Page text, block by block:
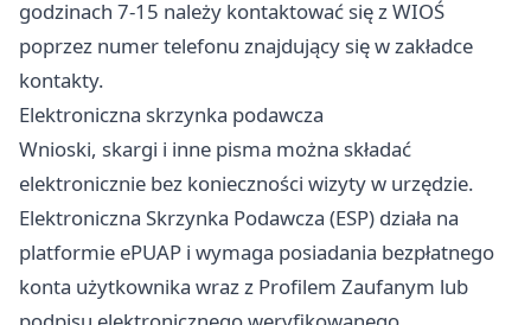
godzinach 7-15 należy kontaktować się z WIOŚ
poprzez numer telefonu znajdujący się w zakładce
kontakty.
Elektroniczna skrzynka podawcza
Wnioski, skargi i inne pisma można składać
elektronicznie bez konieczności wizyty w urzędzie.
Elektroniczna Skrzynka Podawcza (ESP) działa na
platformie ePUAP i wymaga posiadania bezpłatnego
konta użytkownika wraz z Profilem Zaufanym lub